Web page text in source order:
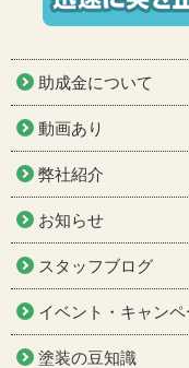
助成金について
動画あり
弊社紹介
お知らせ
スタッフブログ
イベント・キャンペ
塗装の豆知識